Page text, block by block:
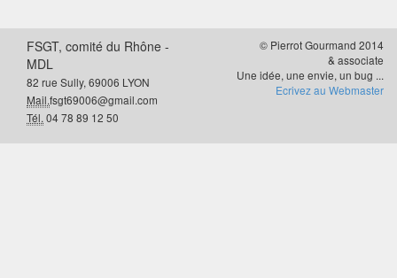
FSGT, comité du Rhône -
MDL
82 rue Sully, 69006 LYON
Mail.fsgt69006@gmail.com
Tél. 04 78 89 12 50
© Pierrot Gourmand 2014
& associate
Une idée, une envie, un bug ...
Ecrivez au Webmaster